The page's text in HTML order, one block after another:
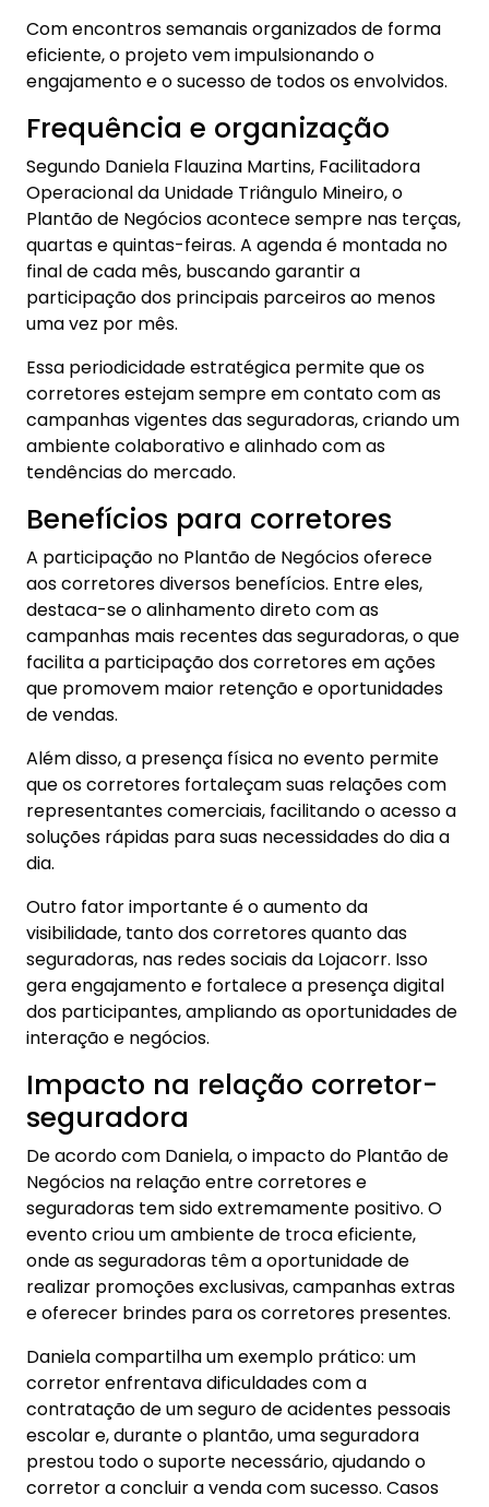
Com encontros semanais organizados de forma
eficiente, o projeto vem impulsionando o
engajamento e o sucesso de todos os envolvidos.
Frequência e organização
Segundo Daniela Flauzina Martins, Facilitadora
Operacional da Unidade Triângulo Mineiro, o
Plantão de Negócios acontece sempre nas terças,
quartas e quintas-feiras. A agenda é montada no
final de cada mês, buscando garantir a
participação dos principais parceiros ao menos
uma vez por mês.
Essa periodicidade estratégica permite que os
corretores estejam sempre em contato com as
campanhas vigentes das seguradoras, criando um
ambiente colaborativo e alinhado com as
tendências do mercado.
Benefícios para corretores
A participação no Plantão de Negócios oferece
aos corretores diversos benefícios. Entre eles,
destaca-se o alinhamento direto com as
campanhas mais recentes das seguradoras, o que
facilita a participação dos corretores em ações
que promovem maior retenção e oportunidades
de vendas.
Além disso, a presença física no evento permite
que os corretores fortaleçam suas relações com
representantes comerciais, facilitando o acesso a
soluções rápidas para suas necessidades do dia a
dia.
Outro fator importante é o aumento da
visibilidade, tanto dos corretores quanto das
seguradoras, nas redes sociais da Lojacorr. Isso
gera engajamento e fortalece a presença digital
dos participantes, ampliando as oportunidades de
interação e negócios.
Impacto na relação corretor-
seguradora
De acordo com Daniela, o impacto do Plantão de
Negócios na relação entre corretores e
seguradoras tem sido extremamente positivo. O
evento criou um ambiente de troca eficiente,
onde as seguradoras têm a oportunidade de
realizar promoções exclusivas, campanhas extras
e oferecer brindes para os corretores presentes.
Daniela compartilha um exemplo prático: um
corretor enfrentava dificuldades com a
contratação de um seguro de acidentes pessoais
escolar e, durante o plantão, uma seguradora
prestou todo o suporte necessário, ajudando o
corretor a concluir a venda com sucesso. Casos